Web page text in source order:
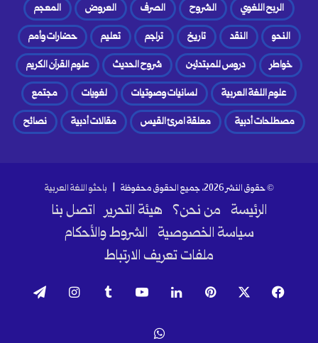
الربح اللغوي
الشروح الصرف العروض
المعجم
النحو
النقد تاريخ تراجم تعليم
حضارات وأمم
خواطر
دروس للمبتدئين شروح الحديث
علوم القرآن الكريم
علوم اللغة العربية
لسانيات وصوتيات لغويات
مجتمع
مصطلحات أدبية
معلقة امرئ القيس مقالات أدبية نصائح
© حقوق النشر 2026، جميع الحقوق محفوظة | باحثو اللغة العربية
الرئيسة من نحن؟ هيئة التحرير اتصل بنا
سياسة الخصوصية الشروط والأحكام
ملفات تعريف الارتباط
فيسبوك بينتيريست لينكدإن ‫YouTube انستقرام